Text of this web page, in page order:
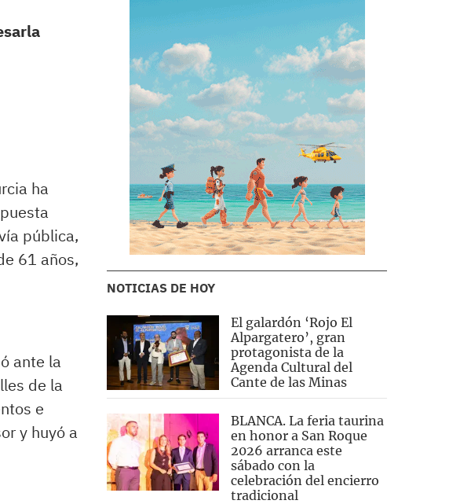
ha
pública,
61 años,
ante la
de la
e
y huyó a
NOTICIAS DE HOY
El galardón ‘Rojo El
Alpargatero’, gran
protagonista de la
Agenda Cultural del
Cante de las Minas
BLANCA. La feria taurina
en honor a San Roque
2026 arranca este
sábado con la
celebración del encierro
tradicional